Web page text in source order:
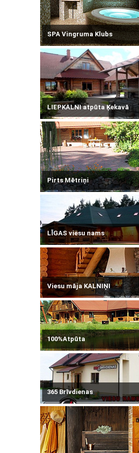
SPA Vingruma Klubs
LIEPKALNI atpūta Ķekavā
Pirts Mētriņi
LĪGAS viesu nams
Viesu māja KALNIŅI
100%Atpūta
365 Brīvdienas